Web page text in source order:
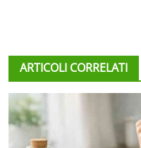
ARTICOLI CORRELATI